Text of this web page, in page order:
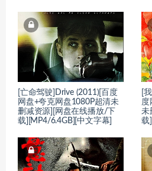
[亡命驾驶]Drive (2011)[百度
网盘+夸克网盘1080P超清未
删减资源][网盘在线播放/下
载][MP4/6.4GB][中文字幕]
[
度
未
载